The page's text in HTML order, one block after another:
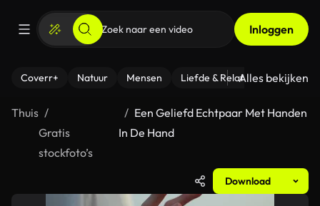
Inloggen
Coverr+ Natuur Mensen Liefde & Relaties - Fitness
Alles bekijken
Thuis
Gratis
stockfoto’s
Een Geliefd Echtpaar Met Handen
In De Hand
Download